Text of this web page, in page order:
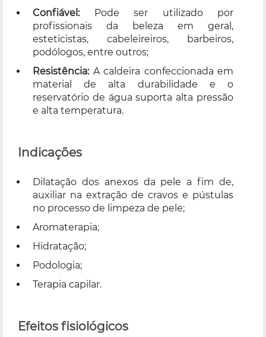
Confiável:Pode ser utilizado por
profissionais da beleza em geral,
esteticistas, cabeleireiros, barbeiros,
podólogos, entre outros;
Resistência:A caldeira confeccionada em
material de alta durabilidade e o
reservatório de água suporta alta pressão
e alta temperatura.
Indicações
Dilatação dos anexos da pele a fim de,
auxiliar na extração de cravos e pústulas
no processo de limpeza de pele;
Aromaterapia;
Hidratação;
Podologia;
Terapia capilar.
Efeitos fisiológicos